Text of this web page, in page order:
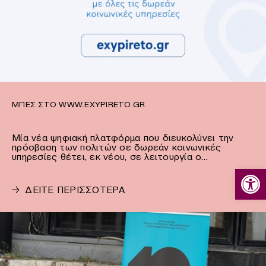
ΜΠΕΣ ΣΤΟ WWW.EXYPIRETO.GR
Μία νέα ψηφιακή πλατφόρμα που διευκολύνει την
πρόσβαση των πολιτών σε δωρεάν κοινωνικές
υπηρεσίες θέτει, εκ νέου, σε λειτουργία ο…
→ ΔΕΙΤΕ ΠΕΡΙΣΣΟΤΕΡΑ